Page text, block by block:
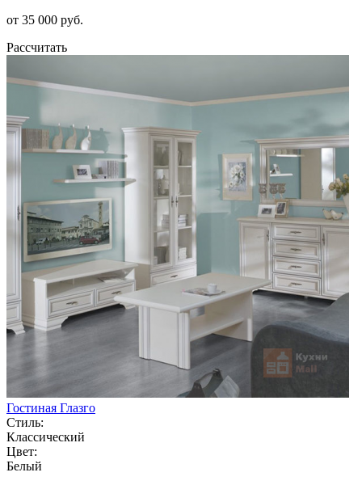
от 35 000 руб.
Рассчитать
Гостиная Глазго
Стиль:
Классический
Цвет:
Белый